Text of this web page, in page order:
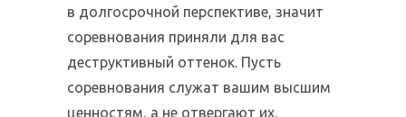
в долгосрочной перспективе, значит
соревнования приняли для вас
деструктивный оттенок. Пусть
соревнования служат вашим высшим
ценностям, а не отвергают их.